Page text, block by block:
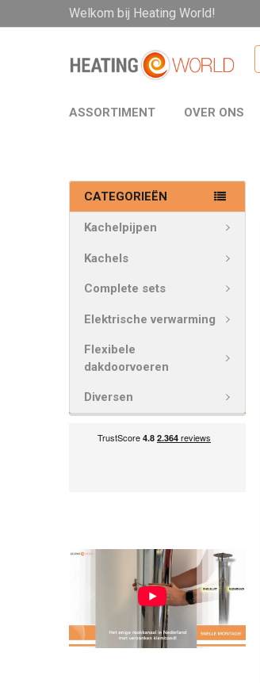
Welkom bij Heating World!
ASSORTIMENT OVER ONS
CATEGORIEËN
Kachelpijpen
Kachels
Complete sets
Elektrische verwarming
Flexibele
dakdoorvoeren
Diversen